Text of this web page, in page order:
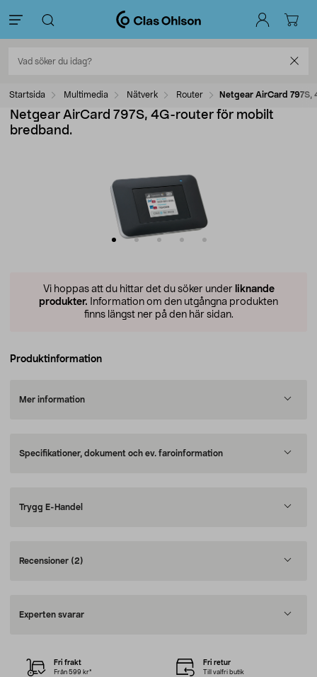
Startsida Multimedia Nätverk Router Netgear AirCard
Netgear AirCard 797S, 4G-router för mobilt
bredband.
Vi hoppas att du hittar det du söker under liknande
produkter. Information om den utgångna produkten
finns längst ner på den här sidan.
Produktinformation
Mer information
Specifikationer, dokument och ev. faroinformation
Trygg E-Handel
Recensioner (2)
Experten svarar
Fri frakt
Från 599 kr*
Fri retur
Till valfri butik